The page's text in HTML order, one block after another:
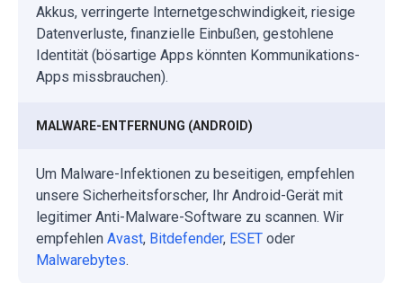
Akkus, verringerte Internetgeschwindigkeit, riesige
Datenverluste, finanzielle Einbußen, gestohlene
Identität (bösartige Apps könnten Kommunikations-
Apps missbrauchen).
MALWARE-ENTFERNUNG (ANDROID)
Um Malware-Infektionen zu beseitigen, empfehlen
unsere Sicherheitsforscher, Ihr Android-Gerät mit
legitimer Anti-Malware-Software zu scannen. Wir
empfehlen Avast, Bitdefender, ESET oder
Malwarebytes.